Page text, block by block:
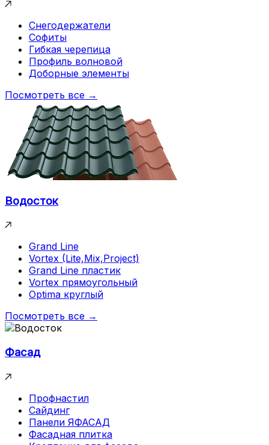
Снегодержатели
Софиты
Гибкая черепица
Профиль волновой
Доборные элементы
Посмотреть все →
Водосток
Grand Line
Vortex (Lite,Mix,Project)
Grand Line пластик
Vortex прямоугольный
Optima круглый
Посмотреть все →
Фасад
Профнастил
Сайдинг
Панели ЯФАСАД
Фасадная плитка